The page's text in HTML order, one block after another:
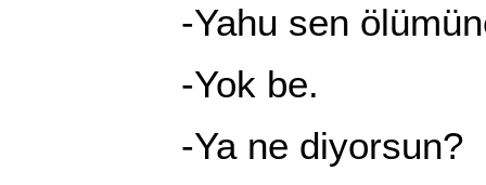
-Yahu sen ölümüne
-Yok be.
-Ya ne diyorsun?